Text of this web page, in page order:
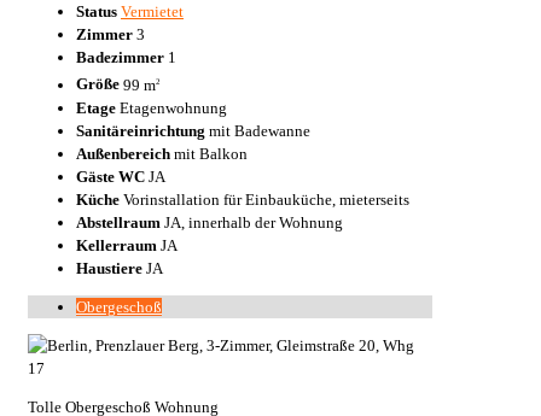
Status Vermietet
Zimmer 3
Badezimmer 1
Größe 99 m2
Etage Etagenwohnung
Sanitäreinrichtung mit Badewanne
Außenbereich mit Balkon
Gäste WC JA
Küche Vorinstallation für Einbauküche, mieterseits
Abstellraum JA, innerhalb der Wohnung
Kellerraum JA
Haustiere JA
Obergeschoß
Tolle Obergeschoß Wohnung